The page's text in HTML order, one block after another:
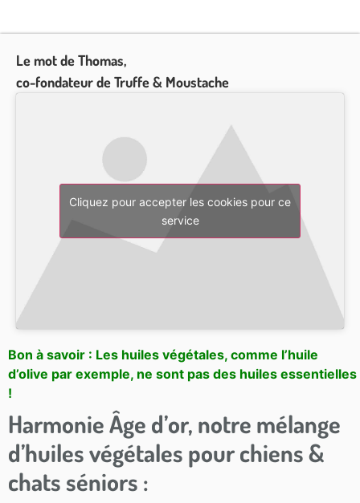
Le mot de Thomas,
co-fondateur de Truffe & Moustache
Cliquez pour accepter les cookies pour ce
service
Bon à savoir : Les huiles végétales, comme l’huile
d’olive par exemple, ne sont pas des huiles essentielles
!
Harmonie Âge d’or, notre mélange
d’huiles végétales pour chiens &
chats séniors :